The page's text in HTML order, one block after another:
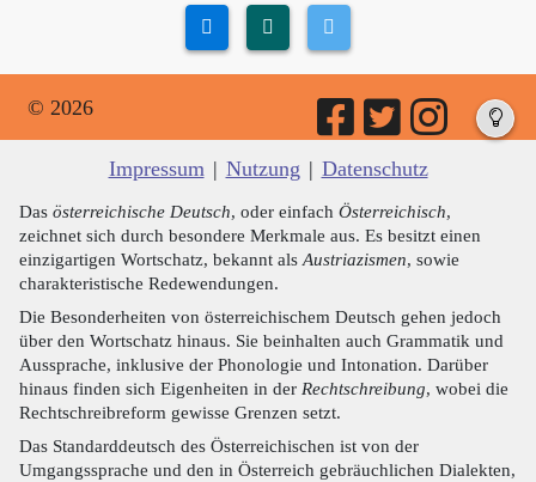
© 2026
Impressum | Nutzung | Datenschutz
Das österreichische Deutsch, oder einfach Österreichisch,
zeichnet sich durch besondere Merkmale aus. Es besitzt einen
einzigartigen Wortschatz, bekannt alsAustriazismen, sowie
charakteristische Redewendungen.
Die Besonderheiten von österreichischem Deutsch gehen jedoch
über den Wortschatz hinaus. Sie beinhalten auch Grammatik und
Aussprache, inklusive der Phonologie und Intonation. Darüber
hinaus finden sich Eigenheiten in der Rechtschreibung, wobei die
Rechtschreibreform gewisse Grenzen setzt.
Das Standarddeutsch des Österreichischen ist von der
Umgangssprache und den in Österreich gebräuchlichen Dialekten,